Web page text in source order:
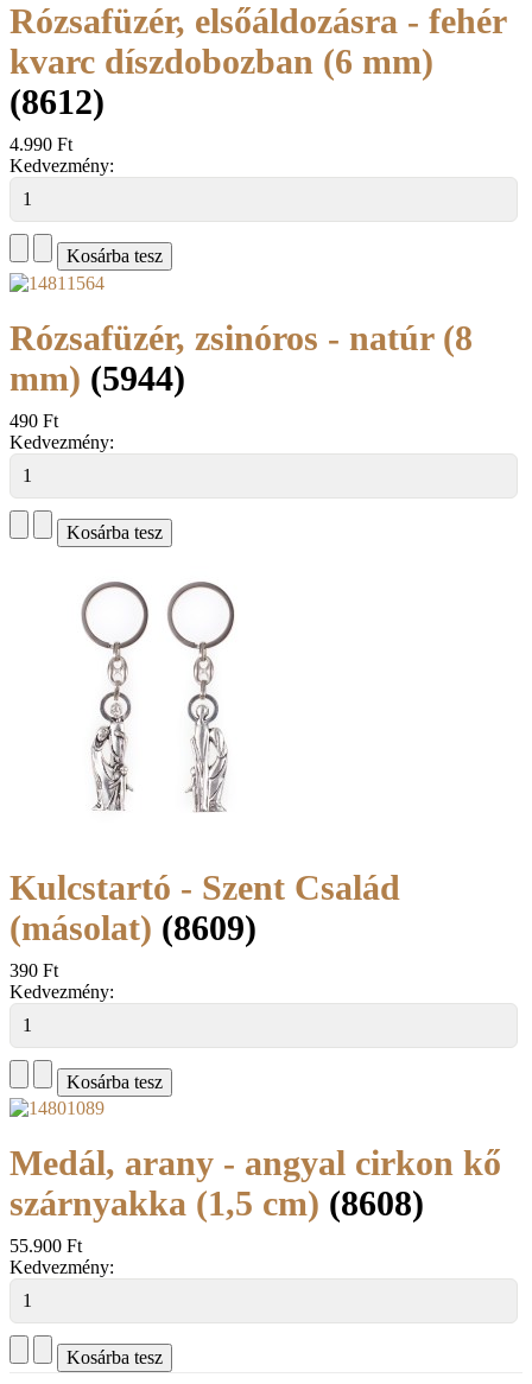
Rózsafüzér, elsőáldozásra - fehér
kvarc díszdobozban (6 mm)
(8612)
4.990 Ft
Kedvezmény:
Rózsafüzér, zsinóros - natúr (8
mm) (5944)
490 Ft
Kedvezmény:
Kulcstartó - Szent Család
(másolat) (8609)
390 Ft
Kedvezmény:
Medál, arany - angyal cirkon kő
szárnyakka (1,5 cm) (8608)
55.900 Ft
Kedvezmény: